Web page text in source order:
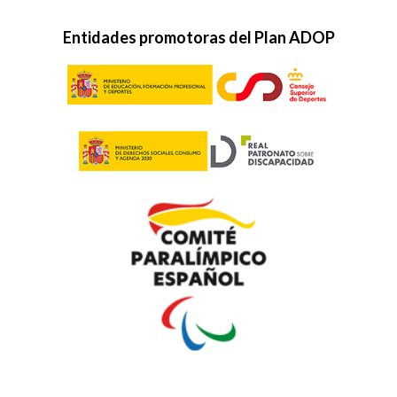
Entidades promotoras del Plan ADOP